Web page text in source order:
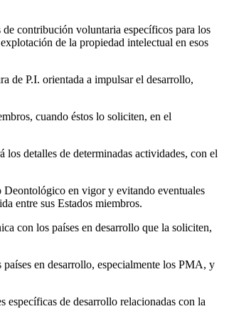
contribución voluntaria específicos para los
de la propiedad intelectual en esos
de P.I. orientada a impulsar el desarrollo,
cuando éstos lo soliciten, en el
detalles de determinadas actividades, con el
Deontológico en vigor y evitando eventuales
entre sus Estados miembros.
con los países en desarrollo que la soliciten,
en desarrollo, especialmente los PMA, y
específicas de desarrollo relacionadas con la